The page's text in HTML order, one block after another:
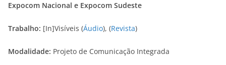
Expocom Nacional e Expocom Sudeste
Trabalho: [In]Visíveis (Áudio), (Revista)
Modalidade: Projeto de Comunicação Integrada